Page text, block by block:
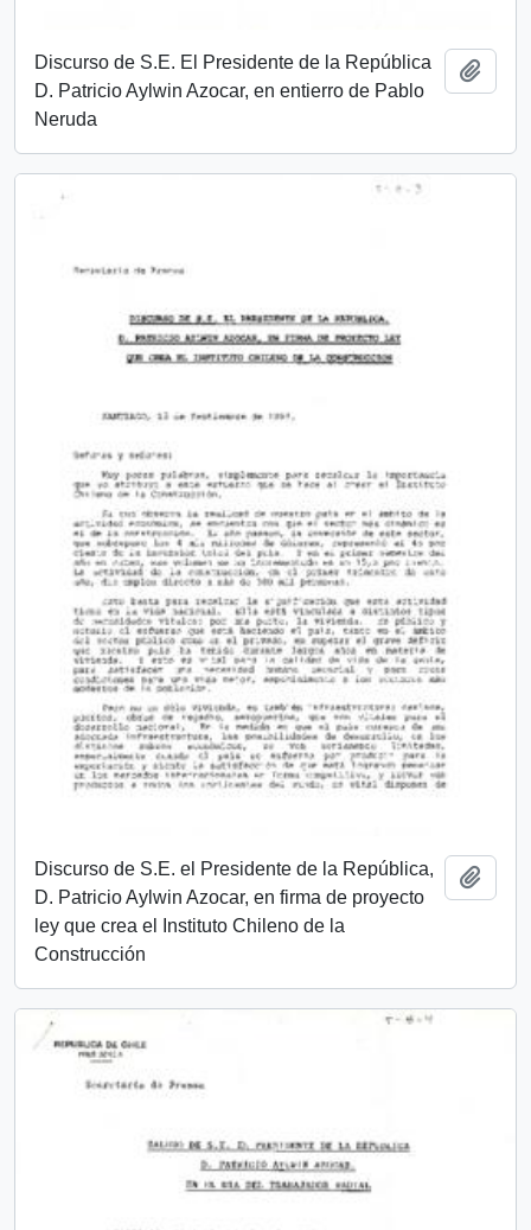
Discurso de S.E. El Presidente de la República
D. Patricio Aylwin Azocar, en entierro de Pablo
Neruda
Discurso de S.E. el Presidente de la República,
D. Patricio Aylwin Azocar, en firma de proyecto
ley que crea el Instituto Chileno de la
Construcción